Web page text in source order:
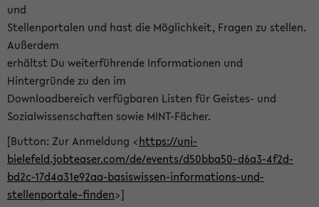
und
Stellenportalen und hast die Möglichkeit, Fragen zu stellen.
Außerdem
erhältst Du weiterführende Informationen und
Hintergründe zu den im
Downloadbereich verfügbaren Listen für Geistes- und
Sozialwissenschaften sowie MINT-Fächer.
[Button: Zur Anmeldung <https://uni-
bielefeld.jobteaser.com/de/events/d50bba50-d6a3-4f2d-
bd2c-17d4a31e92aa-basiswissen-informations-und-
stellenportale-finden>]